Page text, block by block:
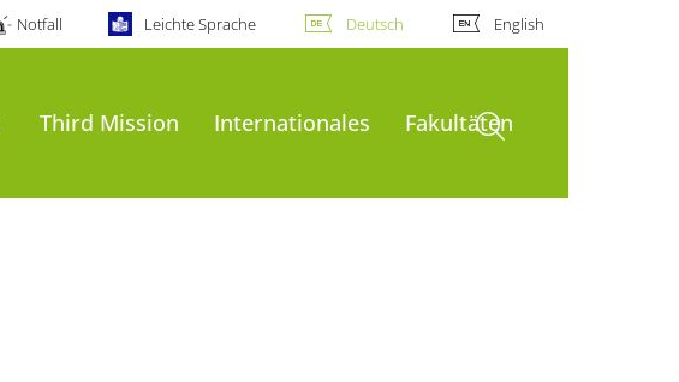
Notfall Leichte Sprache Deutsch English
Third Mission Internationales FakultätenSuche öffnen